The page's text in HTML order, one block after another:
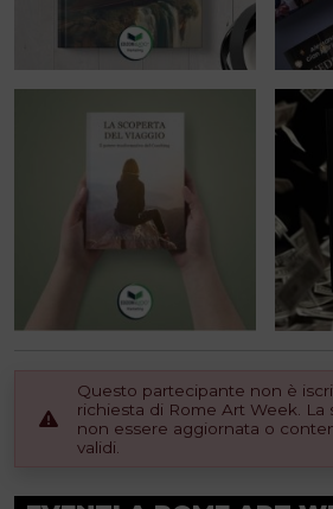
Questo partecipante non è
richiesta di Rome Art Week.
non essere aggiornata o
validi.